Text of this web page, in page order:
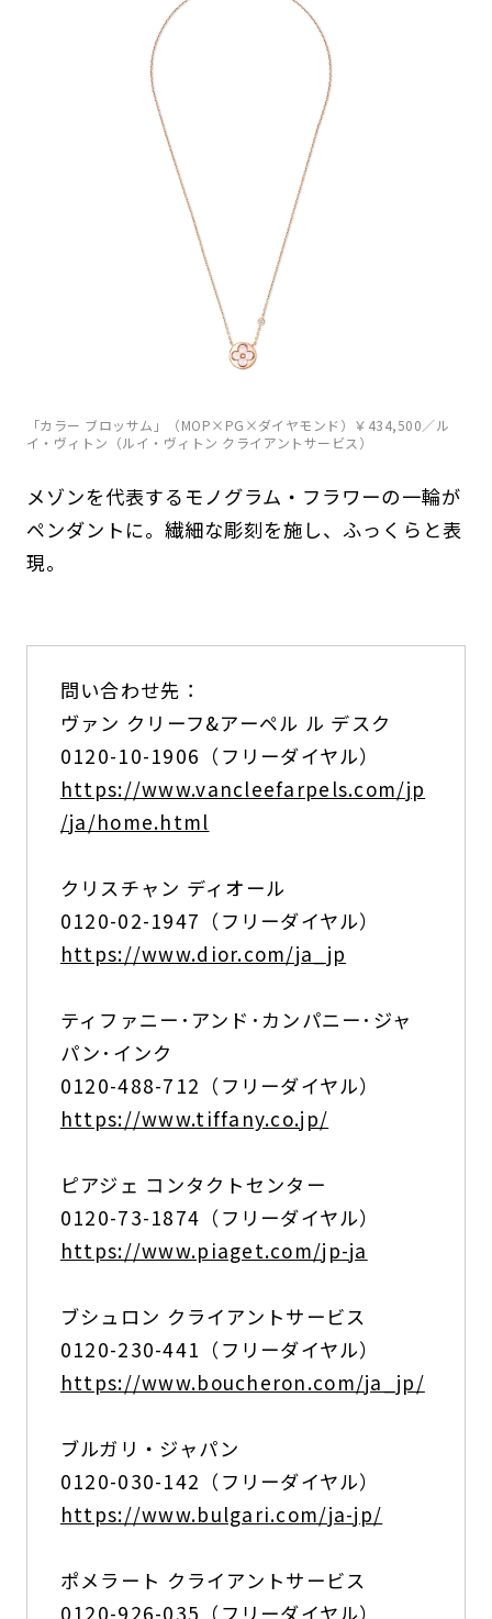
「カラー ブロッサム」（MOP×PG×ダイヤモンド）￥434,500／ル
イ・ヴィトン（ルイ・ヴィトン クライアントサービス）
メゾンを代表するモノグラム・フラワーの一輪が
ペンダントに。繊細な彫刻を施し、ふっくらと表
現。
問い合わせ先：
ヴァン クリーフ&アーペル ル デスク
0120-10-1906（フリーダイヤル）
https://www.vancleefarpels.com/jp
/ja/home.html
クリスチャン ディオール
0120-02-1947（フリーダイヤル）
https://www.dior.com/ja_jp
ティファニー･アンド･カンパニー･ジャ
パン･インク
0120-488-712（フリーダイヤル）
https://www.tiffany.co.jp/
ピアジェ コンタクトセンター
0120-73-1874（フリーダイヤル）
https://www.piaget.com/jp-ja
ブシュロン クライアントサービス
0120-230-441（フリーダイヤル）
https://www.boucheron.com/ja_jp/
ブルガリ・ジャパン
0120-030-142（フリーダイヤル）
https://www.bulgari.com/ja-jp/
ポメラート クライアントサービス
0120-926-035（フリーダイヤル）